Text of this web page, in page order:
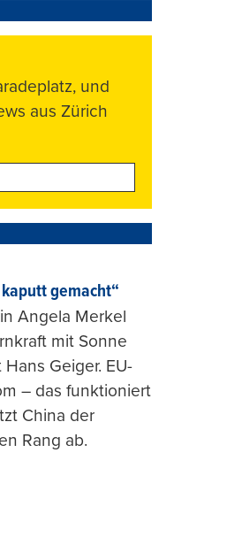
und
aus Zürich
gemacht“
Angela Merkel
mit Sonne
Geiger. EU-
– das funktioniert
China der
Rang ab.